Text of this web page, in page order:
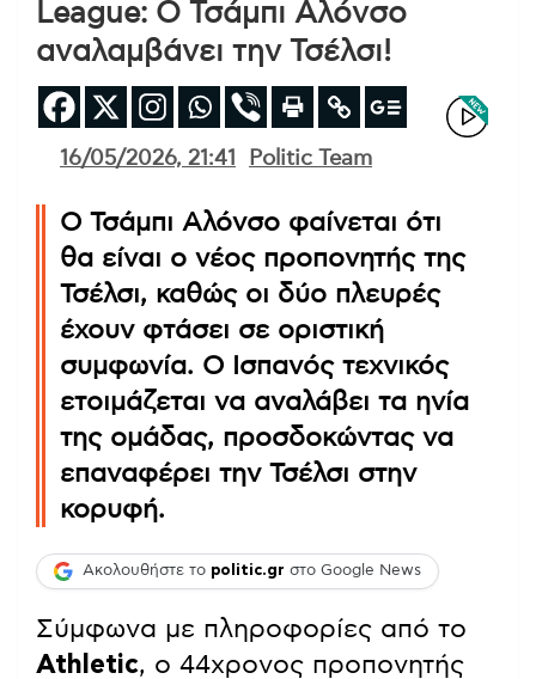
League: Ο Τσάμπι Αλόνσο
αναλαμβάνει την Τσέλσι!
16/05/2026, 21:41 Politic Team
Ο Τσάμπι Αλόνσο φαίνεται ότι
θα είναι ο νέος προπονητής της
Τσέλσι, καθώς οι δύο πλευρές
έχουν φτάσει σε οριστική
συμφωνία. Ο Ισπανός τεχνικός
ετοιμάζεται να αναλάβει τα ηνία
της ομάδας, προσδοκώντας να
επαναφέρει την Τσέλσι στην
κορυφή.
Ακολουθήστε το politic.gr στο Google News
Σύμφωνα με πληροφορίες από το
Athletic, ο 44χρονος προπονητής